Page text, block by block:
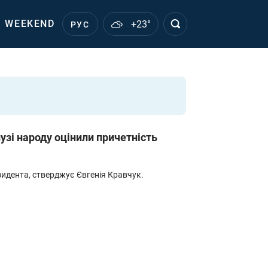
WEEKEND РУС +23°
народу оцінили причетність
стверджує Євгенія Кравчук.